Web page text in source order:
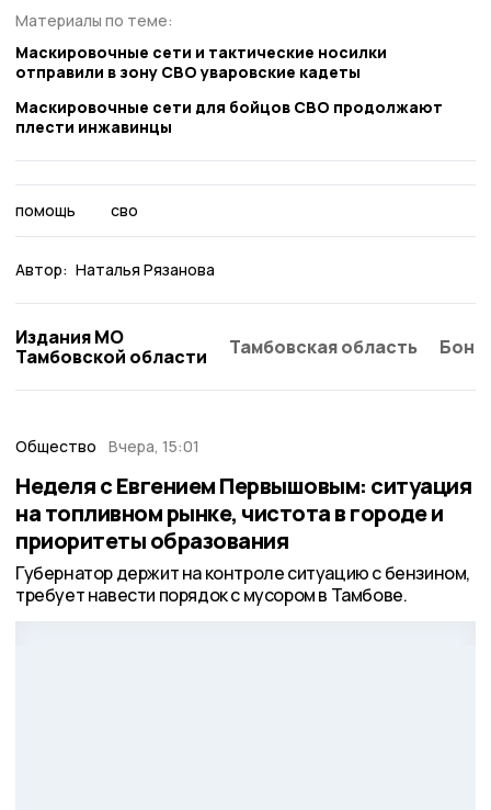
Материалы по теме:
Маскировочные сети и тактические носилки
отправили в зону СВО уваровские кадеты
Маскировочные сети для бойцов СВО продолжают
плести инжавинцы
помощь сво
Автор: Наталья Рязанова
Издания МО
Тамбовской области
Тамбовская область
Общество Вчера, 15:01
Неделя с Евгением Первышовым: ситуация
на топливном рынке, чистота в городе и
приоритеты образования
Губернатор держит на контроле ситуацию с бензином,
требует навести порядок с мусором в Тамбове.